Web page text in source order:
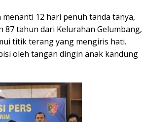
menanti 12 hari penuh tanda tanya,
87 tahun dari Kelurahan Gelumbang,
titik terang yang mengiris hati.
oleh tangan dingin anak kandung